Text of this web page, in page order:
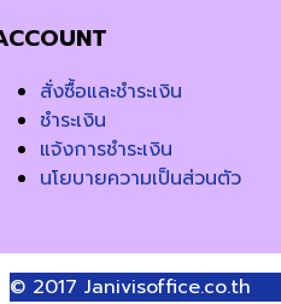
สั่งซื้อและชำระเงิน
ชำระเงิน
แจ้งการชำระเงิน
นโยบายความเป็นส่วนตัว
© 2017 Janivisoffice.co.th